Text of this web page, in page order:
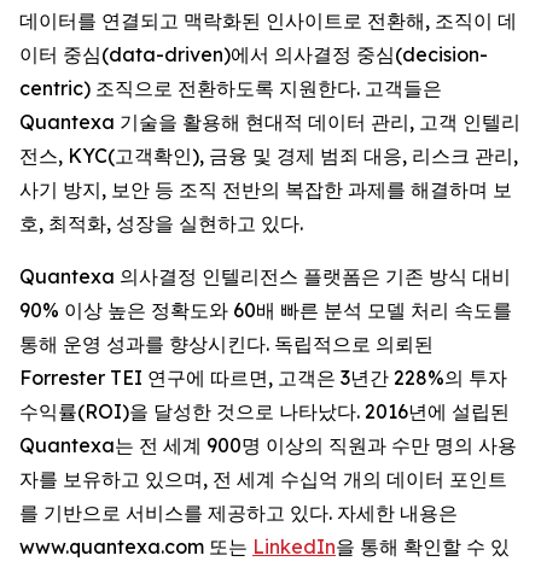
데이터를 연결되고 맥락화된 인사이트로 전환해, 조직이 데
이터 중심(data-driven)에서 의사결정 중심(decision-
centric) 조직으로 전환하도록 지원한다. 고객들은
Quantexa 기술을 활용해 현대적 데이터 관리, 고객 인텔리
전스, KYC(고객확인), 금융 및 경제 범죄 대응, 리스크 관리,
사기 방지, 보안 등 조직 전반의 복잡한 과제를 해결하며 보
호, 최적화, 성장을 실현하고 있다.
Quantexa 의사결정 인텔리전스 플랫폼은 기존 방식 대비
90% 이상 높은 정확도와 60배 빠른 분석 모델 처리 속도를
통해 운영 성과를 향상시킨다. 독립적으로 의뢰된
Forrester TEI 연구에 따르면, 고객은 3년간 228%의 투자
수익률(ROI)을 달성한 것으로 나타났다. 2016년에 설립된
Quantexa는 전 세계 900명 이상의 직원과 수만 명의 사용
자를 보유하고 있으며, 전 세계 수십억 개의 데이터 포인트
를 기반으로 서비스를 제공하고 있다. 자세한 내용은
www.quantexa.com 또는 LinkedIn을 통해 확인할 수 있